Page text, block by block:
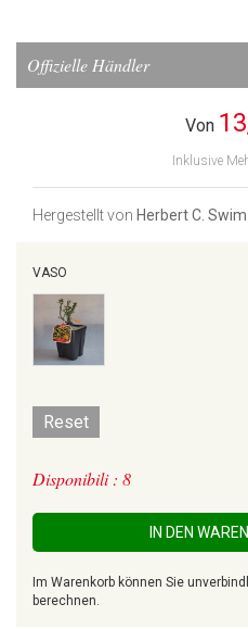
Offizielle Händler
Von
Inklusive
Hergestellt von Herbert C. Swim
VASO
Reset
Disponibili : 8
IN DEN
Im Warenkorb können Sie
berechnen.